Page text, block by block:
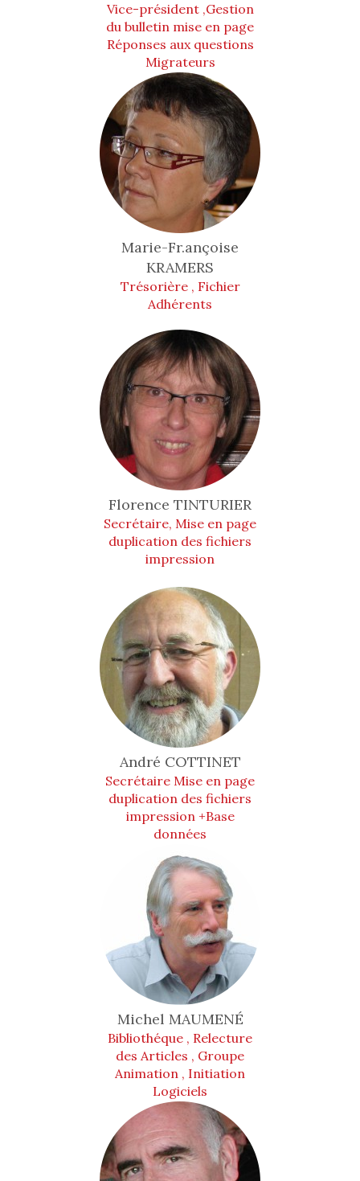
Vice-président ,Gestion
du bulletin mise en page
Réponses aux questions
Migrateurs
Marie-Fr.ançoise
KRAMERS
Trésorière , Fichier
Adhérents
Florence TINTURIER
Secrétaire, Mise en page
duplication des fichiers
impression
André COTTINET
Secrétaire Mise en page
duplication des fichiers
impression +Base
données
Michel MAUMENÉ
Bibliothéque , Relecture
des Articles , Groupe
Animation , Initiation
Logiciels